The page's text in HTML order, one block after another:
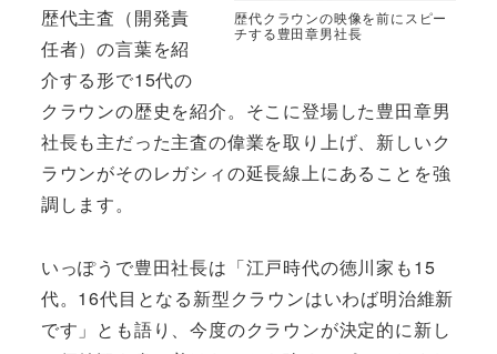
歴代クラウンの映像を前にスピー
チする豊田章男社長
歴代主査（開発責
任者）の言葉を紹
介する形で15代の
クラウンの歴史を紹介。そこに登場した豊田章男
社長も主だった主査の偉業を取り上げ、新しいク
ラウンがそのレガシィの延長線上にあることを強
調します。
いっぽうで豊田社長は「江戸時代の徳川家も15
代。16代目となる新型クラウンはいわば明治維新
です」とも語り、今度のクラウンが決定的に新し